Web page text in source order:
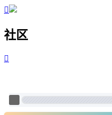

社区

Pixtech 社区 -